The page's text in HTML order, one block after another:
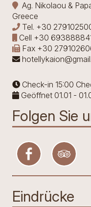
Ag. Nikolaou &
Greece
Tel. +30
Cell +30
Fax +30
Check-in 15:00
Geöffnet 01.01 -
Folgen Sie
Eindrücke